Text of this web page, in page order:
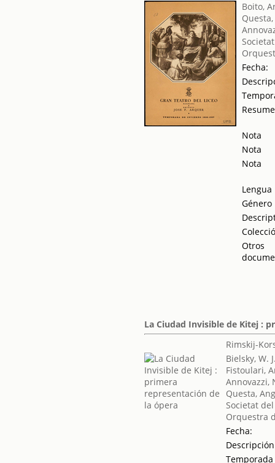
Boito,
Fecha:
Nota
Nota
Nota
Lengua
Género
Otros
La Ciudad Invisible de Kitej :
Rimskij-
Bielsky, W.
Fistoulari,
Annovazzi,
Questa,
Societat
Orquestra
Fecha:
Descripción
Temporada